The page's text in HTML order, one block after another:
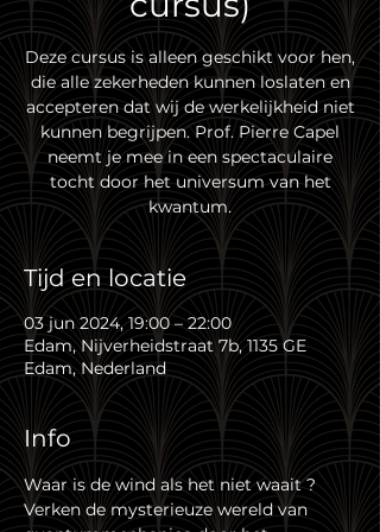
Deze cursus is alleen geschikt voor hen,
die alle zekerheden kunnen loslaten en
accepteren dat wij de werkelijkheid niet
kunnen begrijpen. Prof. Pierre Capel
neemt je mee in een spectaculaire
tocht door het universum van het
kwantum.
Tijd en locatie
03 jun 2024, 19:00 – 22:00
Edam, Nijverheidstraat 7b, 1135 GE
Edam, Nederland
Info
Waar is de wind als het niet waait ?
Verken de mysterieuze wereld van